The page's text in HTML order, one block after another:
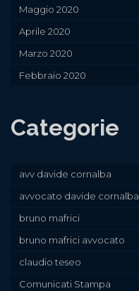
Maggio 2020
Aprile 2020
Marzo 2020
Febbraio 2020
Categorie
avv davide cornalba
avvocato davide cornalba
bruno mafrici
bruno mafrici avvocato
claudio teseo
Comunicati Stampa